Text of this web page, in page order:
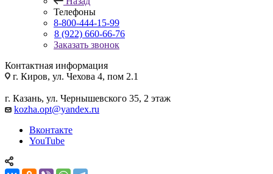
Телефоны
8-800-444-15-99
8 (922) 660-66-76
Заказать звонок
Контактная информация
г. Киров, ул. Чехова 4, пом 2.1
г. Казань, ул. Чернышевского 35, 2 этаж
kozha.opt@yandex.ru
Вконтакте
YouTube